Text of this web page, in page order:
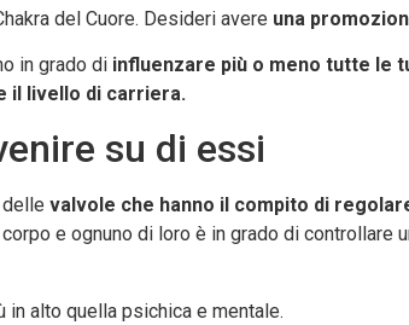
del Cuore. Desideri avere una
in grado di influenzare più o meno tutte le
il livello di carriera.
su di essi
valvole che hanno il compito di
e ognuno di loro è in grado di controllare
alto quella psichica e mentale.